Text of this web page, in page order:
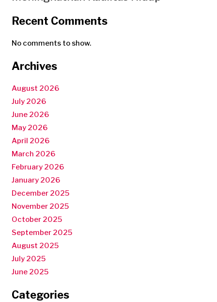
Recent Comments
No comments to show.
Archives
August 2026
July 2026
June 2026
May 2026
April 2026
March 2026
February 2026
January 2026
December 2025
November 2025
October 2025
September 2025
August 2025
July 2025
June 2025
Categories